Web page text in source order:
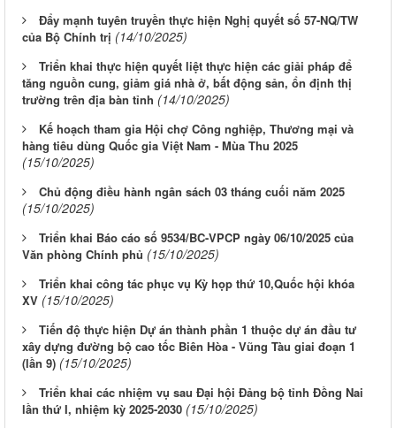
Đẩy mạnh tuyên truyền thực hiện Nghị quyết số 57-NQ/TW
của Bộ Chính trị (14/10/2025)
Triển khai thực hiện quyết liệt thực hiện các giải pháp để
tăng nguồn cung, giảm giá nhà ở, bất động sản, ổn định thị
trường trên địa bàn tỉnh (14/10/2025)
Kế hoạch tham gia Hội chợ Công nghiệp, Thương mại và
hàng tiêu dùng Quốc gia Việt Nam - Mùa Thu 2025
(15/10/2025)
Chủ động điều hành ngân sách 03 tháng cuối năm 2025
(15/10/2025)
Triển khai Báo cáo số 9534/BC-VPCP ngày 06/10/2025 của
Văn phòng Chính phủ (15/10/2025)
Triển khai công tác phục vụ Kỳ họp thứ 10,Quốc hội khóa
XV (15/10/2025)
Tiến độ thực hiện Dự án thành phần 1 thuộc dự án đầu tư
xây dựng đường bộ cao tốc Biên Hòa - Vũng Tàu giai đoạn 1
(lần 9) (15/10/2025)
Triển khai các nhiệm vụ sau Đại hội Đảng bộ tỉnh Đồng Nai
lần thứ I, nhiệm kỳ 2025-2030 (15/10/2025)